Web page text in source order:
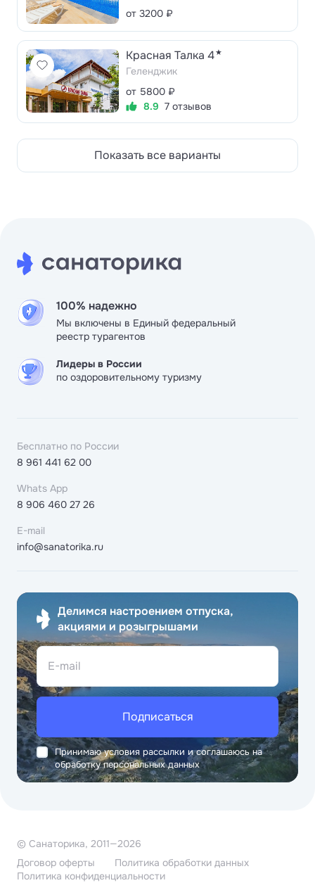
от 3200 ₽
Красная Талка 4★
Геленджик
от 5800 ₽
8.9 7 отзывов
Показать все варианты
100% надежно
Мы включены в Единый федеральный
реестр турагентов
Лидеры в России
по оздоровительному туризму
Бесплатно по России
8 961 441 62 00
Whats App
8 906 460 27 26
E-mail
info@sanatorika.ru
Делимся настроением отпуска,
акциями и розыгрышами
E-mail
Подписаться
Принимаю условия рассылки и соглашаюсь на
обработку персональных данных
© Санаторика, 2011—2026
Договор оферты
Политика обработки данных
Политика конфиденциальности